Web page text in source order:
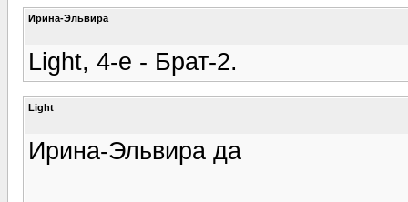
Ирина-Эльвира
Light, 4-е - Брат-2.
Light
Ирина-Эльвира да